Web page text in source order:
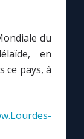
du
en
ce pays, à